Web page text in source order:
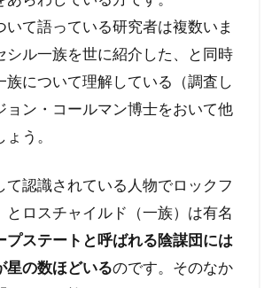
いて語っている研究者は複数いま
シル一族を世に紹介した、と同時
族について理解している（調査し
ョン・コールマン博士をおいて他
う。
て認識されている人物でロックフ
とロスチャイルド（一族）は有名
プステートと呼ばれる陰謀団には
星の数ほどいるのです。そのなか
食料自給率
食料安全保障
食料危機 頼清徳
違法
陰謀論
陰謀
震災
闇の権力者
自民党
洗脳作戦 洗脳
泣き寝入り
法の改竄 気候変動
民進党
比較民族論 検閲
湾岸戦争